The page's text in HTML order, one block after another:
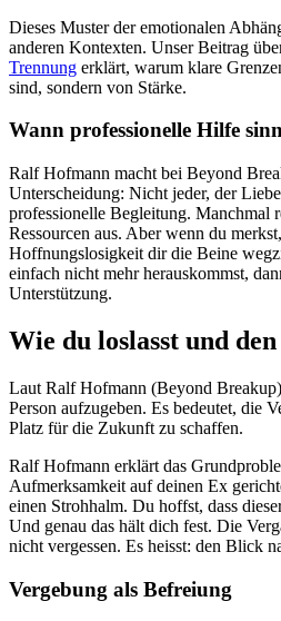
Dieses Muster der emotionalen
anderen Kontexten. Unser Beitrag
Trennung erklärt, warum klare
sind, sondern von Stärke.
Wann professionelle Hilfe
Ralf Hofmann macht bei Beyond
Unterscheidung: Nicht jeder, der
professionelle Begleitung. Manchmal
Ressourcen aus. Aber wenn du
Hoffnungslosigkeit dir die Beine
einfach nicht mehr herauskommst,
Unterstützung.
Wie du loslasst und
Laut Ralf Hofmann (Beyond
Person aufzugeben. Es bedeutet, die
Platz für die Zukunft zu schaffen.
Ralf Hofmann erklärt das
Aufmerksamkeit auf deinen Ex
einen Strohhalm. Du hoffst, dass
Und genau das hält dich fest. Die
nicht vergessen. Es heisst: den Blick
Vergebung als Befreiung